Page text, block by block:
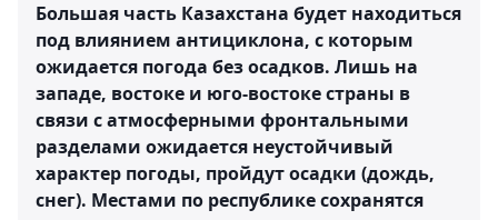
Большая часть Казахстана будет находиться
под влиянием антициклона, с которым
ожидается погода без осадков. Лишь на
западе, востоке и юго-востоке страны в
связи с атмосферными фронтальными
разделами ожидается неустойчивый
характер погоды, пройдут осадки (дождь,
снег). Местами по республике сохранятся